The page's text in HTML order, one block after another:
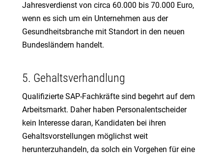
Jahresverdienst von circa 60.000 bis 70.000 Euro,
wenn es sich um ein Unternehmen aus der
Gesundheitsbranche mit Standort in den neuen
Bundesländern handelt.
5. Gehaltsverhandlung
Qualifizierte SAP-Fachkräfte sind begehrt auf dem
Arbeitsmarkt. Daher haben Personalentscheider
kein Interesse daran, Kandidaten bei ihren
Gehaltsvorstellungen möglichst weit
herunterzuhandeln, da solch ein Vorgehen für eine